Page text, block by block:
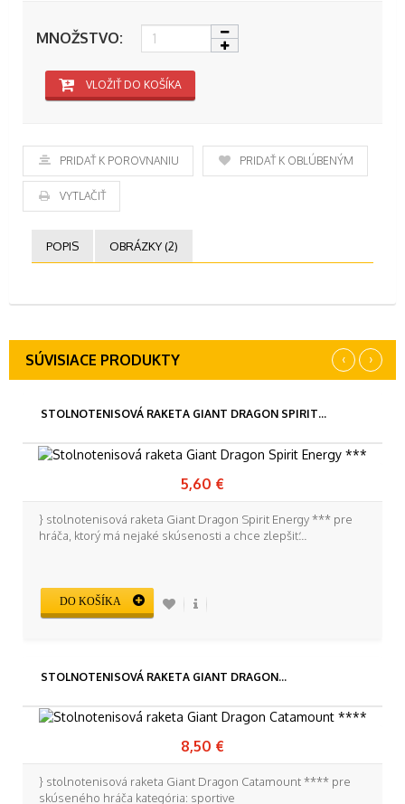
MNOŽSTVO:
VLOŽIŤ DO KOŠÍKA
PRIDAŤ K POROVNANIU PRIDAŤ K OBĽÚBENÝM
VYTLAČIŤ
POPIS OBRÁZKY (2)
SÚVISIACE PRODUKTY ‹ ›
STOLNOTENISOVÁ RAKETA GIANT DRAGON SPIRIT...
5,60 €
} stolnotenisová raketa Giant Dragon Spirit Energy *** pre
hráča, ktorý má nejaké skúsenosti a chce zlepšiť...
DO KOŠÍKA
STOLNOTENISOVÁ RAKETA GIANT DRAGON...
8,50 €
} stolnotenisová raketa Giant Dragon Catamount **** pre
skúseného hráča kategória: sportive